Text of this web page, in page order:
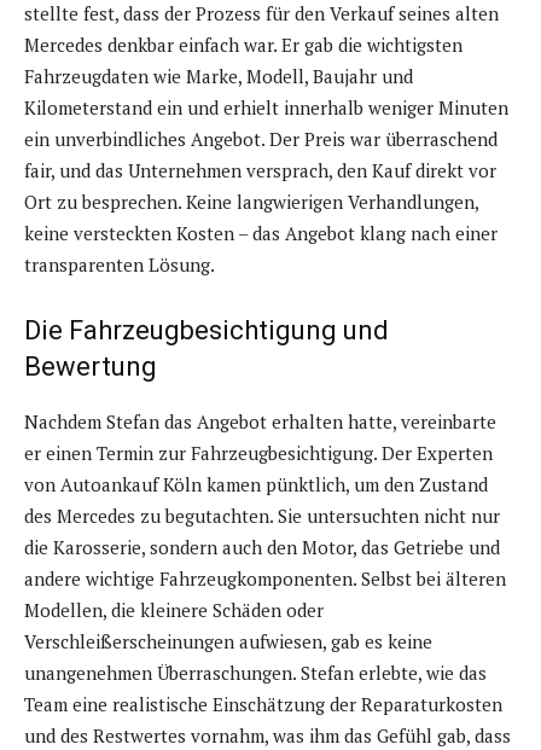
stellte fest, dass der Prozess für den Verkauf seines alten
Mercedes denkbar einfach war. Er gab die wichtigsten
Fahrzeugdaten wie Marke, Modell, Baujahr und
Kilometerstand ein und erhielt innerhalb weniger Minuten
ein unverbindliches Angebot. Der Preis war überraschend
fair, und das Unternehmen versprach, den Kauf direkt vor
Ort zu besprechen. Keine langwierigen Verhandlungen,
keine versteckten Kosten – das Angebot klang nach einer
transparenten Lösung.
Die Fahrzeugbesichtigung und
Bewertung
Nachdem Stefan das Angebot erhalten hatte, vereinbarte
er einen Termin zur Fahrzeugbesichtigung. Der Experten
von Autoankauf Köln kamen pünktlich, um den Zustand
des Mercedes zu begutachten. Sie untersuchten nicht nur
die Karosserie, sondern auch den Motor, das Getriebe und
andere wichtige Fahrzeugkomponenten. Selbst bei älteren
Modellen, die kleinere Schäden oder
Verschleißerscheinungen aufwiesen, gab es keine
unangenehmen Überraschungen. Stefan erlebte, wie das
Team eine realistische Einschätzung der Reparaturkosten
und des Restwertes vornahm, was ihm das Gefühl gab, dass